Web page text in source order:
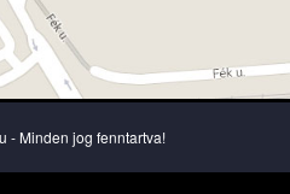
- Minden jog fenntartva!